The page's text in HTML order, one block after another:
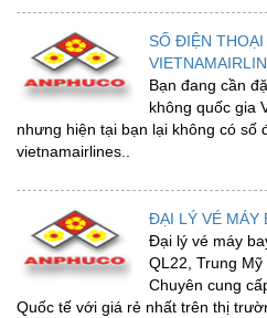
SỐ ĐIỆN
Bạn đang cần
không quốc gia
nhưng hiện tại bạn lại không có số
vietnamairlines..
ĐẠI LÝ VÉ MÁY
Đại lý vé máy
QL22, Trung Mỹ
Chuyên cung
Quốc tế với giá rẻ nhất trên thị